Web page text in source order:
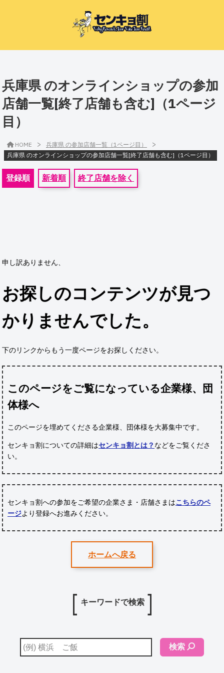
兵庫県 のオンラインショップの参加
店舗一覧[終了店舗も含む]（1ページ
目）
HOME > 兵庫県 の参加店舗一覧（1ページ目） >
兵庫県 のオンラインショップの参加店舗一覧[終了店舗も含む]（1ページ目）
登録順 新着順 終了店舗を除く
申し訳ありません、
お探しのコンテンツが見つ
かりませんでした。
下のリンクからもう一度ページをお探しください。
このページをご覧になっている企業様、団
体様へ
このページを埋めてくださる企業様、団体様を大募集中です。
センキョ割についての詳細はセンキョ割とは？ などをご覧くださ
い。
センキョ割への参加をご希望の企業さま・店舗さまはこちらのペ
ージより登録へお進みください。
ホームへ戻る
キーワードで検索
検索